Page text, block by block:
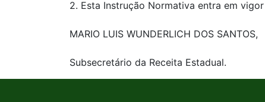
2. Esta Instrução Normativa entra em
MARIO LUIS WUNDERLICH DOS SANTOS,
Subsecretário da Receita Estadual.